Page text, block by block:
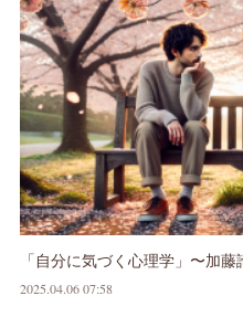
「自分に気づく心理学」〜加
2025.04.06 07:58